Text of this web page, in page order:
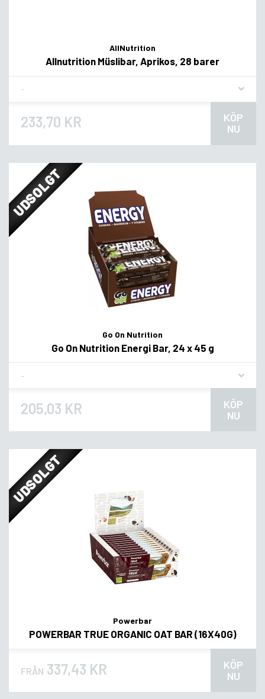
AllNutrition
Allnutrition Müslibar, Aprikos, 28 barer
233,70 KR
KÖP
NU
UDSOLGT
Go On Nutrition
Go On Nutrition Energi Bar, 24 x 45 g
205,03 KR
KÖP
NU
UDSOLGT
Powerbar
POWERBAR TRUE ORGANIC OAT BAR (16X40G)
FRÅN 337,43 KR
KÖP
NU